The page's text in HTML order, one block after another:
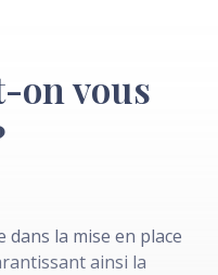
on vous
dans la mise en place
ainsi la